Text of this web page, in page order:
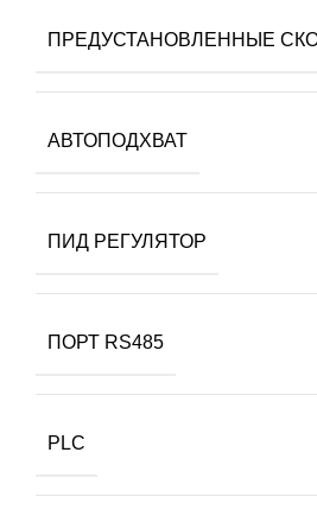
ПРЕДУСТАНОВЛЕННЫЕ
АВТОПОДХВАТ
ПИД РЕГУЛЯТОР
ПОРТ RS485
PLC